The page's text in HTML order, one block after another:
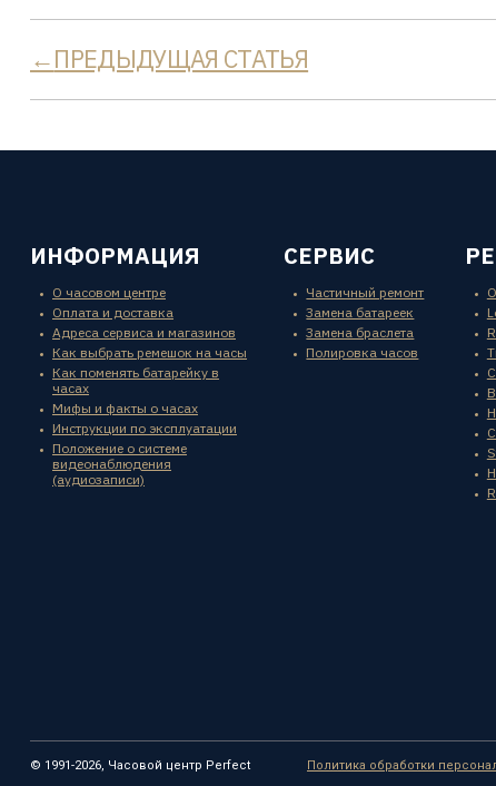
ПРЕДЫДУЩАЯ СТАТЬЯ
ИНФОРМАЦИЯ
О часовом центре
Оплата и доставка
Адреса сервиса и магазинов
Как выбрать ремешок на часы
Как поменять батарейку в
часах
Мифы и факты о часах
Инструкции по эксплуатации
Положение о системе
видеонаблюдения
(аудиозаписи)
СЕРВИС
Частичный ремонт
Замена батареек
Замена браслета
Полировка часов
© 1991-2026, Часовой центр Perfect Политика обработки